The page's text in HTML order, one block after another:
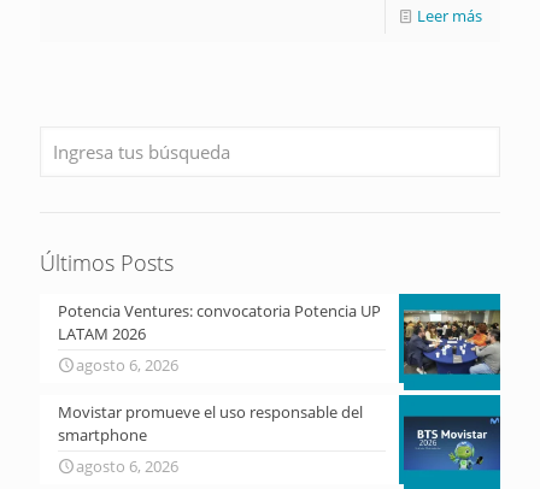
Leer más
Últimos Posts
Potencia Ventures: convocatoria Potencia UP
LATAM 2026
agosto 6, 2026
Movistar promueve el uso responsable del
smartphone
agosto 6, 2026